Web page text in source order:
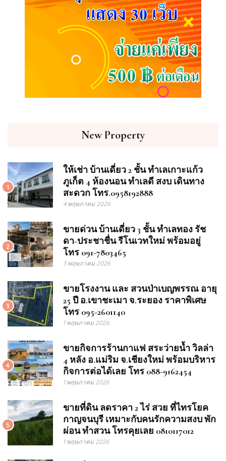
New Property
1
ให้เช่า บ้านเดี่ยว 2 ชั้น ทำเลเกาะแก้ว
ภูเก็ต 4 ห้องนอน ทำเลดี สงบ เดินทาง
สะดวก โทร.0958192888
4 พฤษภาคม 2026
2
ขายด่วน บ้านเดี่ยว 3 ชั้น ทำเลทอง รัช
ดา-ประชาชื่น รีโนเวทใหม่ พร้อมอยู่
โทร 091-7803465
3 พฤษภาคม 2026
3
ขายโรงงาน และ สวนป่าเบญพรรณ อายุ
25 ปี อ.เขาชะเมา จ.ระยอง ราคาพิเศษ
โทร 095-2601140
1 พฤษภาคม 2026
4
ขายกิจการร้านกาแฟ สระว่ายน้ำ วิลล่า
4 หลัง อ.แม่ริม จ.เชียงใหม่ พร้อมบริหาร
กิจการต่อได้เลย โทร 088-9162454
1 พฤษภาคม 2026
5
ขายที่ดิน ลดราคา 2 ไร่ สวย ที่ไทรโยค
กาญจนบุรี เหมาะกับคนรักความสงบ พัก
ผ่อน ทำสวน โทรคุยเลย 0810117012
1 พฤษภาคม 2026